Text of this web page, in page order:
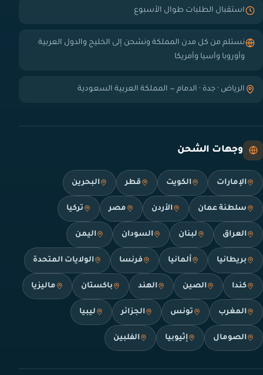
استقبال الطلبات طوال الأسبوع
نستلم من كل مدن المملكة ونشحن إلى الخليج والدول العربية
وأوروبا وآسيا وأمريكا
الرياض · جدة · الدمام — المملكة العربية السعودية
وجهات الشحن
الإمارات الكويت قطر البحرين
سلطنة عمان الأردن مصر تركيا
العراق لبنان السودان اليمن
بريطانيا ألمانيا فرنسا الولايات المتحدة
كندا الصين الهند باكستان ماليزيا
المغرب تونس الجزائر ليبيا
الصومال إثيوبيا الفلبين